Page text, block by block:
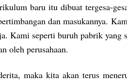
baru itu dibuat tergesa-
dan masukannya.
Kami seperti buruh pabrik yang
oleh perusahaan.
maka kita akan terus